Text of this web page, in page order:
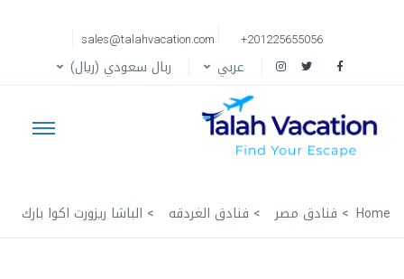
+201225655056
sales@talahvacation.com
عربي ربال سعودي (ريال)
Home فنادق مصر فنادق الغردقه الباشا ريزورت اكوا بارك